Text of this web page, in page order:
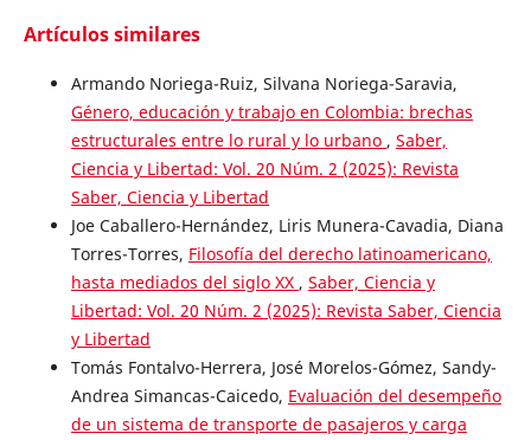
Artículos similares
Armando Noriega-Ruiz, Silvana Noriega-Saravia,
Género, educación y trabajo en Colombia: brechas
estructurales entre lo rural y lo urbano , Saber,
Ciencia y Libertad: Vol. 20 Núm. 2 (2025): Revista
Saber, Ciencia y Libertad
Joe Caballero-Hernández, Liris Munera-Cavadia, Diana
Torres-Torres, Filosofía del derecho latinoamericano,
hasta mediados del siglo XX , Saber, Ciencia y
Libertad: Vol. 20 Núm. 2 (2025): Revista Saber, Ciencia
y Libertad
Tomás Fontalvo-Herrera, José Morelos-Gómez, Sandy-
Andrea Simancas-Caicedo, Evaluación del desempeño
de un sistema de transporte de pasajeros y carga